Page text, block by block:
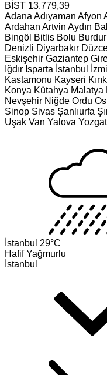
BİST 13.779,39
Adana Adıyaman Afyon
Ardahan Artvin Aydın
Bingöl Bitlis Bolu Burdur
Denizli Diyarbakır
Eskişehir Gaziantep
Iğdır Isparta İstanbul
Kastamonu Kayseri
Konya Kütahya Malatya
Nevşehir Niğde Ordu
Sinop Sivas Şanlıurfa
Uşak Van Yalova Yozgat
İstanbul 29°C
Hafif Yağmurlu
İstanbul